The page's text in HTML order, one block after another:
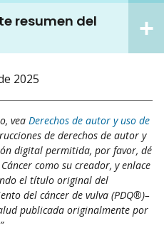
resumen del
2025
vea Derechos de autor y uso de
de derechos de autor y
digital permitida, por favor, dé
como su creador, y enlace
el título original del
del cáncer de vulva (PDQ®)–
publicada originalmente por